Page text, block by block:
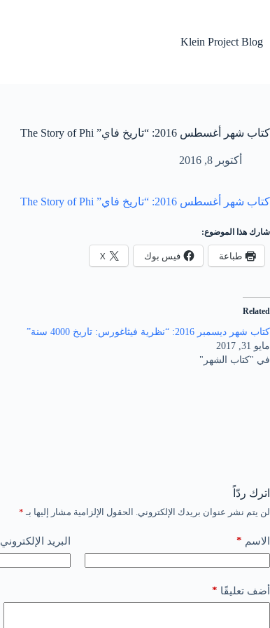
Klein Project Blog
كتاب شهر أغسطس 2016: “تاريخ فاي” The Story of Phi
أكتوبر 8, 2016
كتاب شهر أغسطس 2016: “تاريخ فاي” The Story of Phi
شارك هذا الموضوع:
طباعة فيس بوك X
Related
كتاب شهر ديسمبر 2016: “نظرية فيثاغورس: تاريخ 4000 سنة”
مايو 31, 2017
في "كتاب الشهر"
اترك ردّاً
لن يتم نشر عنوان بريدك الإلكتروني. الحقول الإلزامية مشار إليها بـ *
الاسم * البريد الإلكتروني
أضف تعليقًا *